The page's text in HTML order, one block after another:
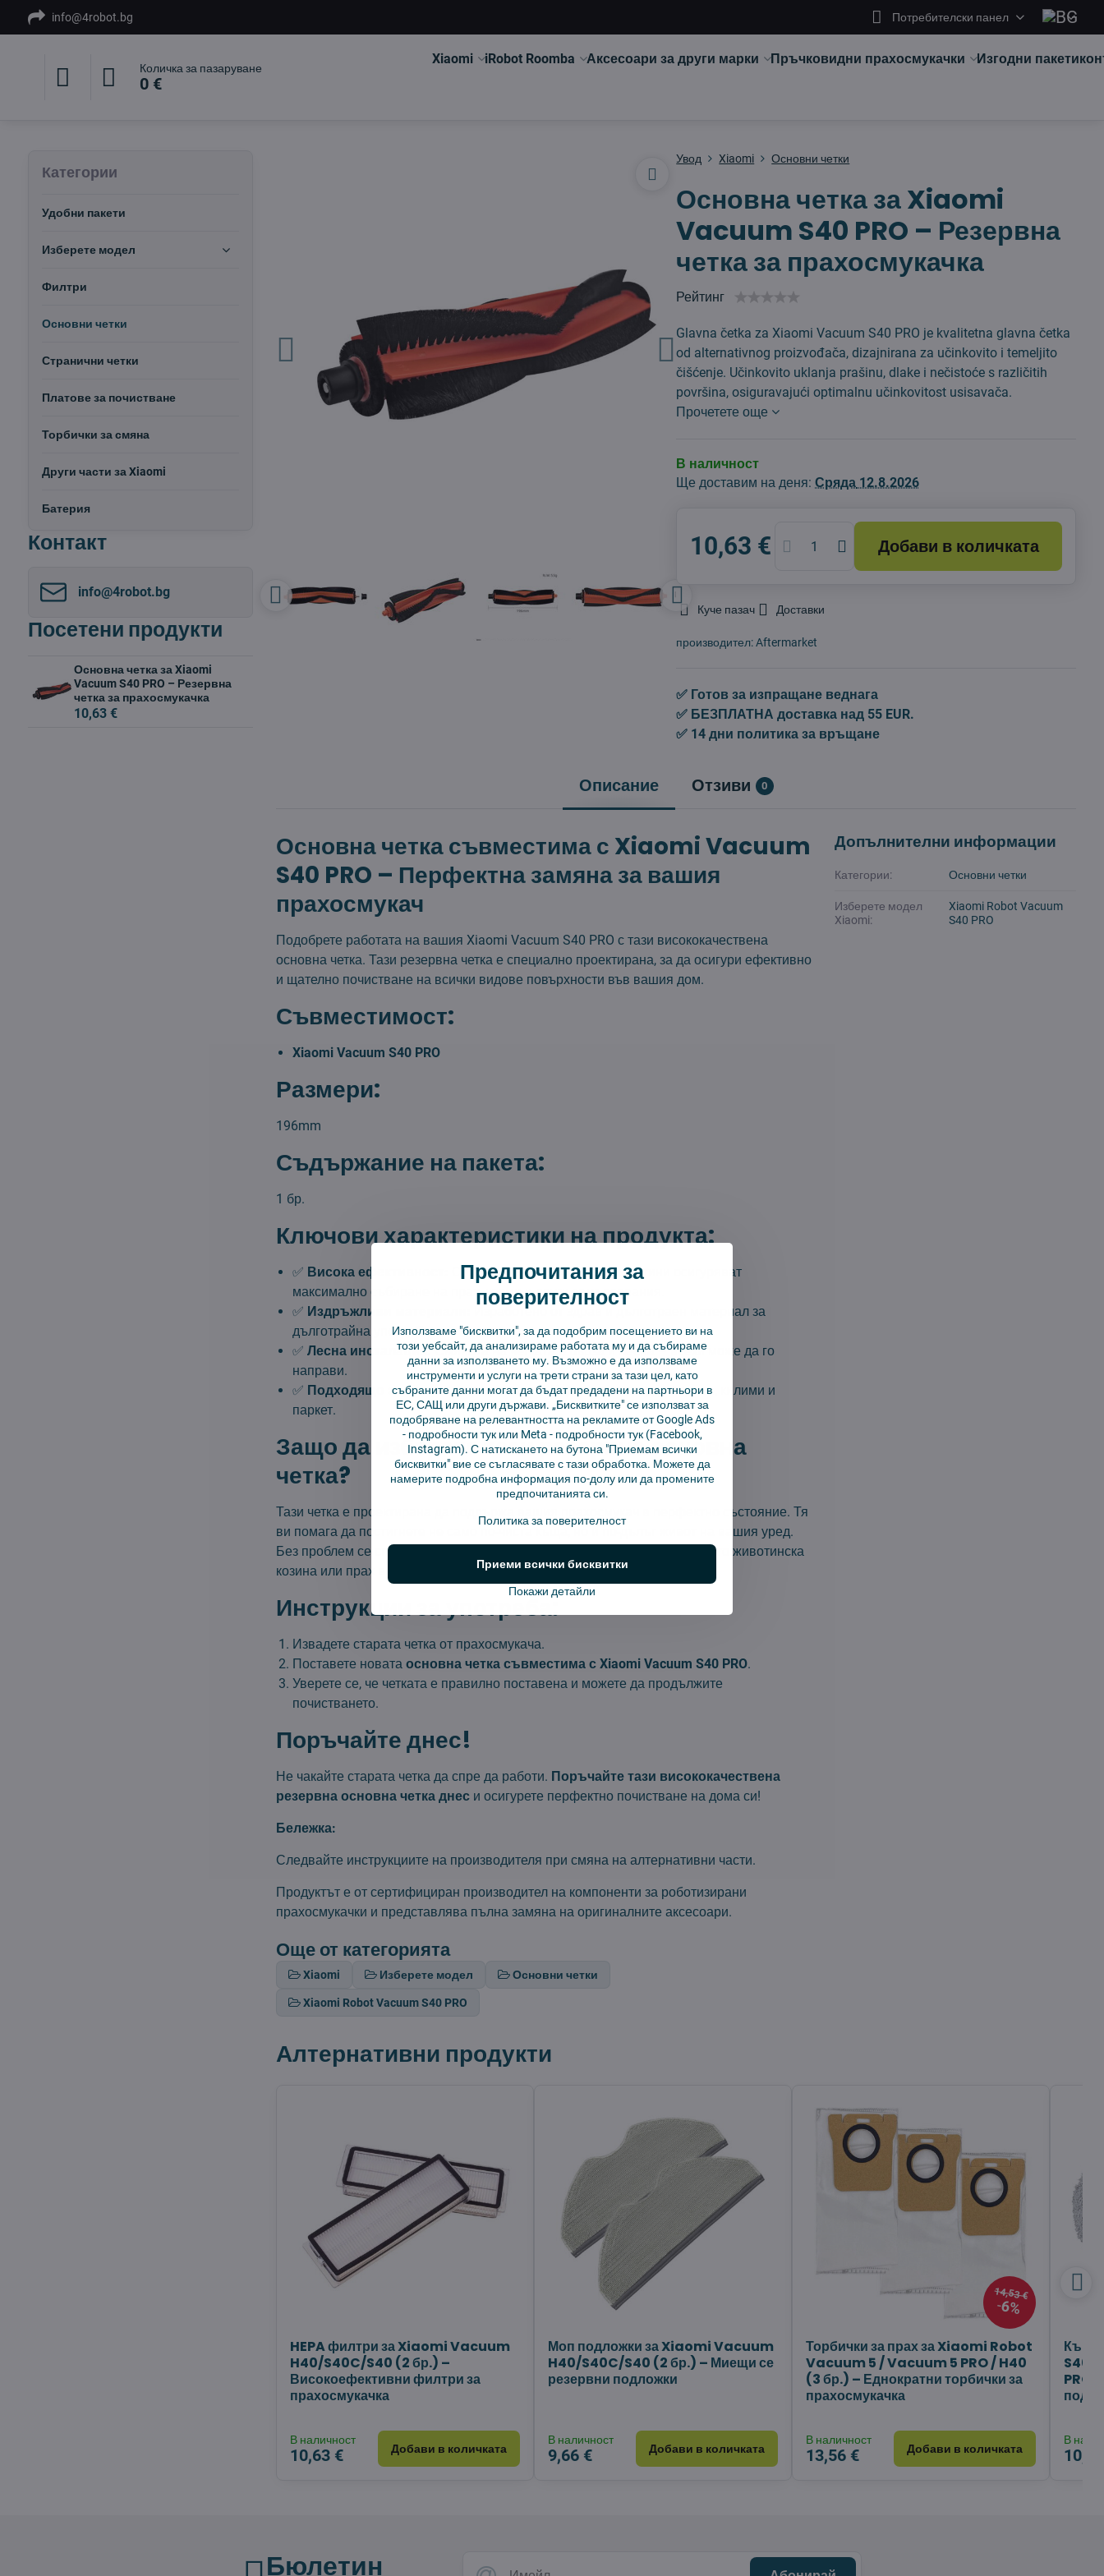
info@4robot.bg Потребителски панел
Количка за пазаруване
0 €
Xiaomi iRobot Roomba Аксесоари за други марки Пръчковидни прахосмукачки Изгодни пакети
Увод Xiaomi Основни четки
Основна четка за Xiaomi
Vacuum S40 PRO – Резервна
четка за прахосмукачка
Рейтинг
Glavna četka za Xiaomi Vacuum S40 PRO je kvalitetna glavna četka
od alternativnog proizvođača, dizajnirana za učinkovito i temeljito
čišćenje. Učinkovito uklanja prašinu, dlake i nečistoće s različitih
površina, osiguravajući optimalnu učinkovitost usisavača.
Прочетете още
В наличност
Ще доставим на деня:Сряда 12.8.2026
10,63 € Добави в количката
Куче пазач Доставки
производител:Aftermarket
✅ Готов за изпращане веднага
✅ БЕЗПЛАТНА доставка над 55 EUR.
✅ 14 дни политика за връщане
Описание Отзиви 0
Основна четка съвместима с Xiaomi Vacuum
S40 PRO – Перфектна замяна за вашия
прахосмукач
Подобрете работата на вашия Xiaomi Vacuum S40 PRO с тази висококачествена
основна четка. Тази резервна четка е специално проектирана, за да осигури ефективно
и щателно почистване на всички видове повърхности във вашия дом.
Съвместимост:
Xiaomi Vacuum S40 PRO
Размери:
196mm
Съдържание на пакета:
1 бр.
Ключови характеристики на продукта:
✅ Висока ефективност:
Стилен дизайн и качествени четини осигуряват
максимално събиране на прах, косми и други замърсявания.
✅ Издръжливи материали:
Изработено от здрав и дълготраен материал за
дълготрайна употреба.
✅Лесна инсталация:Смяната на четката е бърза и лесна – всеки може да го
направи.
✅ Подходящо за всички повърхности:Идеално за твърди подове, килими и
паркет.
Защо да изберете тази резервна основна
четка?
Тази четка е проектирана да поддържа вашия прахосмукач в перфектно състояние. Тя
ви помага да постигнете не само по-чиста къща, но и по-дълъг живот на вашия уред.
Без проблем се справя с ежедневното почистване и трудните задачи като животинска
козина или прах в ъглите.
Инструкции за употреба:
Извадете старата четка от прахосмукача.
Поставете новатаосновна четка съвместима с Xiaomi Vacuum S40 PRO.
Уверете се, че четката е правилно поставена и можете да продължите
почистването.
Поръчайте днес!
Не чакайте старата четка да спре да работи. Поръчайте тази висококачествена
резервна основна четка днес и осигурете перфектно почистване на дома си!
Бележка:
Следвайте инструкциите на производителя при смяна на алтернативни части.
Продуктът е от сертифициран производител на компоненти за роботизирани
прахосмукачки и представлява пълна замяна на оригиналните аксесоари.
Още от категорията
Xiaomi Изберете модел Основни четки
Xiaomi Robot Vacuum S40 PRO
Допълнителни информации
Категории: Основни четки
Изберете модел
Xiaomi:
Xiaomi Robot Vacuum
S40 PRO
Алтернативни продукти
HEPA филтри за Xiaomi Vacuum
H40/S40C/S40 (2 бр.) –
Високоефективни филтри за
прахосмукачка
В наличност
10,63 € Добави в количката
Моп подложки за Xiaomi Vacuum
H40/S40C/S40 (2 бр.) – Миещи се
резервни подложки
В наличност
9,66 € Добави в количката
14,53 €
6%
Торбички за прах за Xiaomi Robot
Vacuum 5 / Vacuum 5 PRO / H40
(3 бр.) – Еднократни торбички за
прахосмукачка
В наличност
13,56 € Добави в количката
S40
PRO
В
Категории
Удобни пакети
Изберете модел
Филтри
Основни четки
Странични четки
Платове за почистване
Торбички за смяна
Други части за Xiaomi
Батерия
Контакт
info​@4robot​.bg
Посетени продукти
Основна четка за Xiaomi
Vacuum S40 PRO – Резервна
четка за прахосмукачка
10,63 €
Бюлетин
Предпочитания за
поверителност
Използваме "бисквитки", за да подобрим посещението ви на
този уебсайт, да анализираме работата му и да събираме
данни за използването му. Възможно е да използваме
инструменти и услуги на трети страни за тази цел, като
събраните данни могат да бъдат предадени на партньори в
ЕС, САЩ или други държави. „Бисквитките" се използват за
подобряване на релевантността на рекламите от Google Ads
- подробности тукили Meta - подробности тук(Facebook,
Instagram). С натискането на бутона "Приемам всички
бисквитки" вие се съгласявате с тази обработка. Можете да
намерите подробна информация по-долу или да промените
предпочитанията си.
Политика за поверителност
Покажи детайли
Приеми всички бисквитки